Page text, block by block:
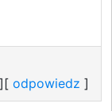
][ odpowiedz ]